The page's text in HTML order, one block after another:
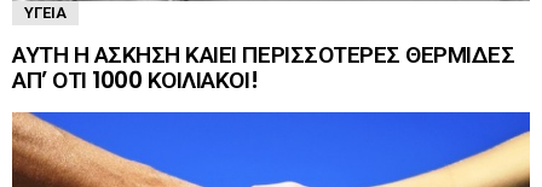
ΥΓΕΊΑ
ΑΥΤΗ Η ΑΣΚΗΣΗ ΚΑΙΕΙ ΠΕΡΙΣΣΟΤΕΡΕΣ ΘΕΡΜΙΔΕΣ
ΑΠ’ ΟΤΙ 1000 ΚΟΙΛΙΑΚΟΙ!